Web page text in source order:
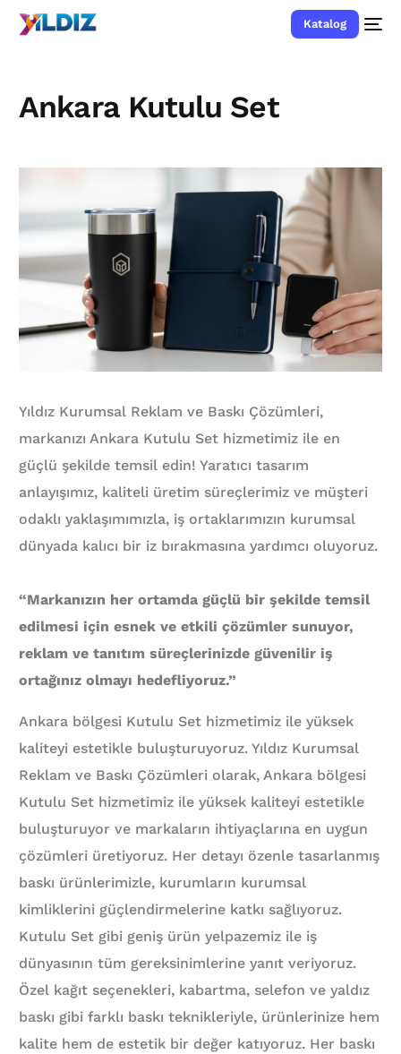
Katalog
Ankara Kutulu Set
Yıldız Kurumsal Reklam ve Baskı Çözümleri,
markanızı Ankara Kutulu Set hizmetimiz ile en
güçlü şekilde temsil edin! Yaratıcı tasarım
anlayışımız, kaliteli üretim süreçlerimiz ve müşteri
odaklı yaklaşımımızla, iş ortaklarımızın kurumsal
dünyada kalıcı bir iz bırakmasına yardımcı oluyoruz.
“Markanızın her ortamda güçlü bir şekilde temsil
edilmesi için esnek ve etkili çözümler sunuyor,
reklam ve tanıtım süreçlerinizde güvenilir iş
ortağınız olmayı hedefliyoruz.”
Ankara bölgesi Kutulu Set hizmetimiz ile yüksek
kaliteyi estetikle buluşturuyoruz. Yıldız Kurumsal
Reklam ve Baskı Çözümleri olarak, Ankara bölgesi
Kutulu Set hizmetimiz ile yüksek kaliteyi estetikle
buluşturuyor ve markaların ihtiyaçlarına en uygun
çözümleri üretiyoruz. Her detayı özenle tasarlanmış
baskı ürünlerimizle, kurumların kurumsal
kimliklerini güçlendirmelerine katkı sağlıyoruz.
Kutulu Set gibi geniş ürün yelpazemiz ile iş
dünyasının tüm gereksinimlerine yanıt veriyoruz.
Özel kağıt seçenekleri, kabartma, selefon ve yaldız
baskı gibi farklı baskı teknikleriyle, ürünlerinize hem
kalite hem de estetik bir değer katıyoruz. Her baskı